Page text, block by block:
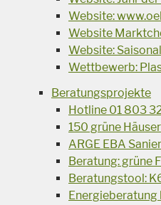
Website:
Website
Website:
Wettbewerb:
Beratungsprojekte
Hotline 01 803
150 grüne Häuser
ARGE EBA
Beratung: grüne
Beratungstool:
Energieberatung